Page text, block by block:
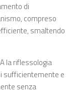
di
compreso
smaltendo
la riflessologia
sufficientemente e
senza